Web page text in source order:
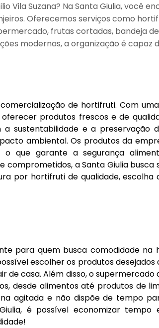
Vila Suzana? Na Santa Giulia, você
Oferecemos serviços como
frutas cortadas, bandeja
modernas, a organização é capaz
de hortifruti. Com
produtos frescos e de
a sustentabilidade e a preservação
ambiental. Os produtos da
que garante a segurança
comprometidos, a Santa Giulia busca
por hortifruti de qualidade, escolha
para quem busca comodidade na
escolher os produtos desejados
de casa. Além disso, o supermercado
desde alimentos até produtos de
agitada e não dispõe de tempo
é possível economizar tempo